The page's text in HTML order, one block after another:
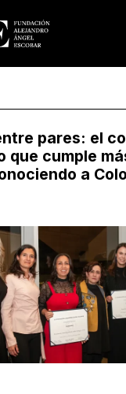
pares: el
que cumple
a